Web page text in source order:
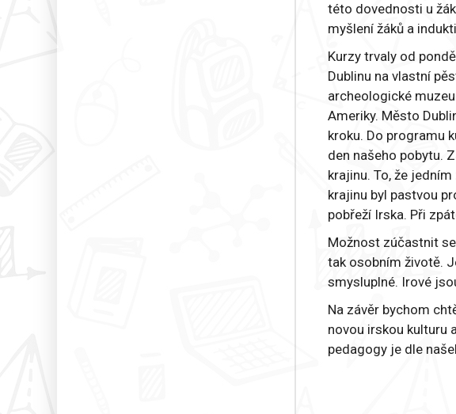
této dovednosti u
myšlení žáků a
Kurzy trvaly od
Dublinu na vlastní
archeologické
Ameriky. Město
kroku. Do programu
den našeho pobytu.
krajinu. To, že
krajinu byl pastvou
pobřeží Irska. Při
Možnost zúčastnit
tak osobním životě.
smysluplné. Irové
Na závěr bychom
novou irskou kulturu
pedagogy je dle